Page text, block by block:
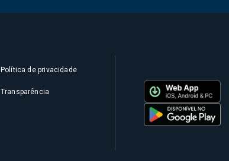
Política de privacidade
Transparência